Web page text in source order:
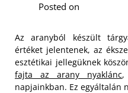
Posted on
Az aranyból készült
értéket jelentenek, az
esztétikai jellegüknek
fajta az arany nyaklánc,
napjainkban. Ez egyáltalán